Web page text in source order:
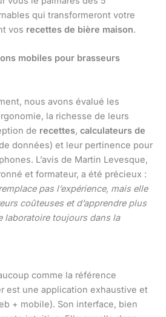
qui transformeront votre
vos recettes de bière maison.
mobiles pour brasseurs
nous avons évalué les
la richesse de leurs
de recettes, calculateurs de
données) et leur pertinence pour
L’avis de Martin Levesque,
et formateur, a été précieux :
pas l’expérience, mais elle
coûteuses et d’apprendre plus
laboratoire toujours dans la
comme la référence
est une application exhaustive et
+ mobile). Son interface, bien